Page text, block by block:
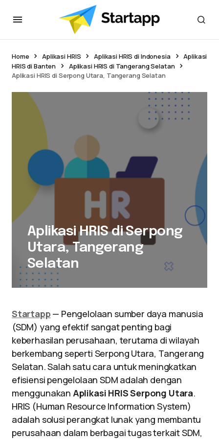
Home Aplikasi HRIS Aplikasi HRIS di Indonesia
Aplikasi
HRIS di Banten
Aplikasi HRIS di Tangerang Selatan
Aplikasi HRIS di Serpong Utara, Tangerang Selatan
Aplikasi HRIS di Serpong
Utara, Tangerang
Selatan
Startapp — Pengelolaan sumber daya manusia
(SDM) yang efektif sangat penting bagi
keberhasilan perusahaan, terutama di wilayah
berkembang seperti Serpong Utara, Tangerang
Selatan. Salah satu cara untuk meningkatkan
efisiensi pengelolaan SDM adalah dengan
menggunakan Aplikasi HRIS Serpong Utara.
HRIS (Human Resource Information System)
adalah solusi perangkat lunak yang membantu
perusahaan dalam berbagai tugas terkait SDM,